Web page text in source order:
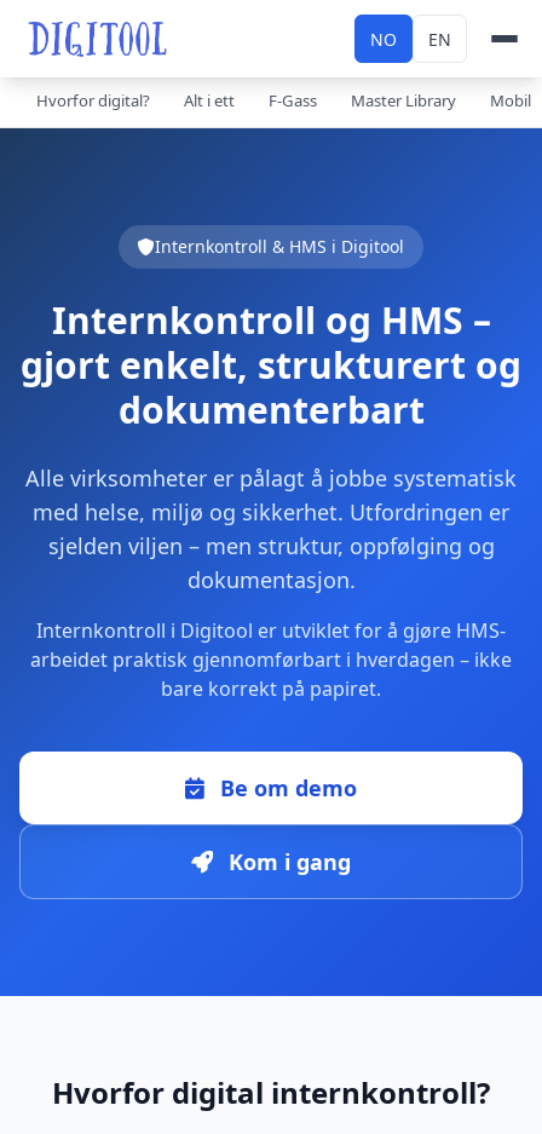
NO EN
Hvorfor digital? Alt i ett F-Gass Master Library Mobil
Internkontroll & HMS i Digitool
Internkontroll og HMS –
gjort enkelt, strukturert og
dokumenterbart
Alle virksomheter er pålagt å jobbe systematisk
med helse, miljø og sikkerhet. Utfordringen er
sjelden viljen – men struktur, oppfølging og
dokumentasjon.
Internkontroll i Digitool er utviklet for å gjøre HMS-
arbeidet praktisk gjennomførbart i hverdagen – ikke
bare korrekt på papiret.
Be om demo
Kom i gang
Hvorfor digital internkontroll?